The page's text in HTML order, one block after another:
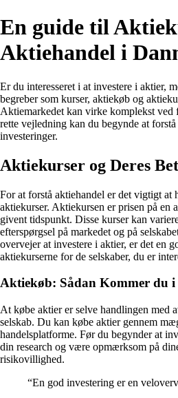
En guide til
Aktiehandel i
Er du interesseret i at investere i aktier,
begreber som kurser, aktiekøb og
Aktiemarkedet kan virke komplekst ved
rette vejledning kan du begynde at
investeringer.
Aktiekurser og Deres
For at forstå aktiehandel er det vigtigt at
aktiekurser. Aktiekursen er prisen på en
givent tidspunkt. Disse kurser kan
efterspørgsel på markedet og på
overvejer at investere i aktier, er det en
aktiekurserne for de selskaber, du er
Aktiekøb: Sådan Kommer du i
At købe aktier er selve handlingen med
selskab. Du kan købe aktier gennem
handelsplatforme. Før du begynder at
din research og være opmærksom på
risikovillighed.
“En god investering er en